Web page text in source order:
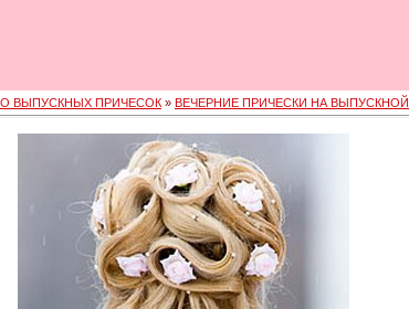
ВЫПУСКНЫХ ПРИЧЕСОК » ВЕЧЕРНИЕ ПРИЧЕСКИ НА ВЫПУСКНОЙ